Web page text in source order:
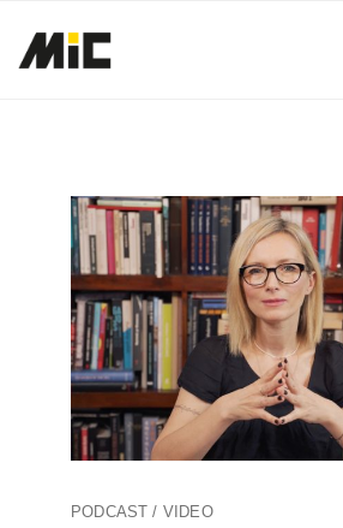
PODCAST / VIDEO